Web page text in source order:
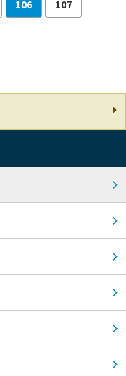
106 107